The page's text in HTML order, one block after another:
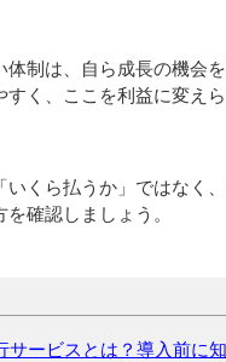
体制は、自ら成長の機会
く、ここを利益に変え
いくら払うか」ではなく
確認しましょう。
サービスとは？導入前に